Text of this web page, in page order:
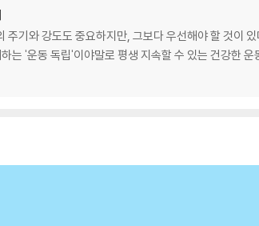
주기와 강도도 중요하지만, 그보다 우선해야 할 것이
는 '운동 독립'이야말로 평생 지속할 수 있는 건강한 운